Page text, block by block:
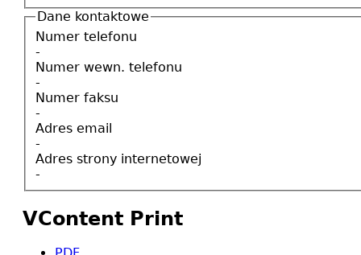
Dane kontaktowe
Numer telefonu
-
Numer wewn. telefonu
-
Numer faksu
-
Adres email
-
Adres strony internetowej
-
VContent Print